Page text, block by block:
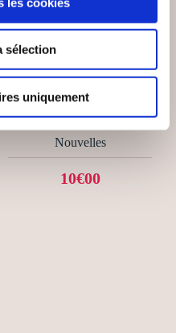
sélection
uniquement
MARTINS FERNANDES
LEA
L'ÉTÉ ARRIVE
Nouvelles
10€00